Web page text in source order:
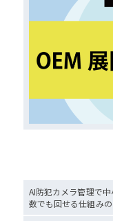
AI防犯カメラ管理で
数でも回せる仕組み